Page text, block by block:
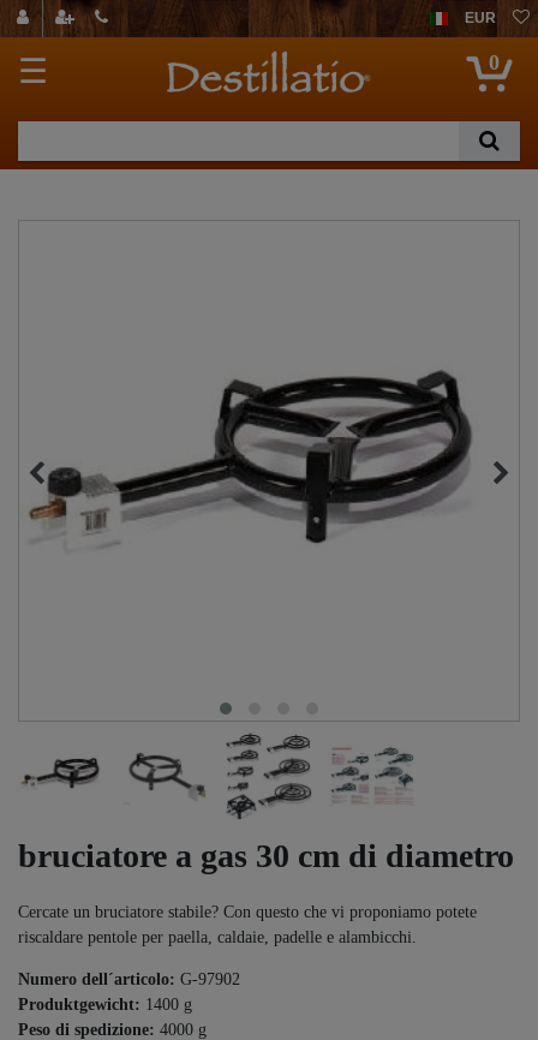
EUR
☰ 0
bruciatore a gas 30 cm di diametro
Cercate un bruciatore stabile? Con questo che vi proponiamo potete
riscaldare pentole per paella, caldaie, padelle e alambicchi.
Numero dell´articolo: G-97902
Produktgewicht: 1400 g
Peso di spedizione: 4000 g